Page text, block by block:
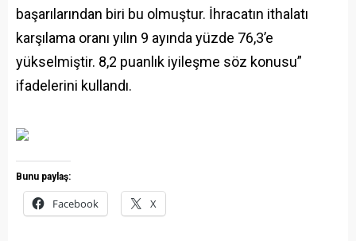
başarılarından biri bu olmuştur. İhracatın ithalatı
karşılama oranı yılın 9 ayında yüzde 76,3’e
yükselmiştir. 8,2 puanlık iyileşme söz konusu”
ifadelerini kullandı.
Bunu paylaş:
Facebook X